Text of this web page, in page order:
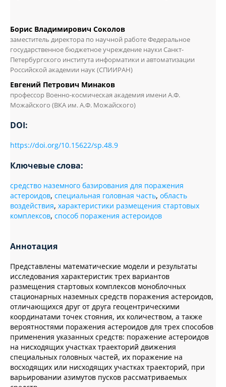
Борис Владимирович Соколов
заместитель директора по научной работе Федеральное
государственное бюджетное учреждение науки Санкт-
Петербургского института информатики и автоматизации
Российской академии наук (СПИИРАН)
Евгений Петрович Минаков
профессор Военно-космическая академия имени А.Ф.
Можайского (ВКА им. А.Ф. Можайского)
DOI:
https://doi.org/10.15622/sp.48.9
Ключевые слова:
средство наземного базирования для поражения
астероидов, специальная головная часть, область
воздействия, характеристики размещения стартовых
комплексов, способ поражения астероидов
Аннотация
Представлены математические модели и результаты
исследования характеристик трех вариантов
размещения стартовых комплексов моноблочных
стационарных наземных средств поражения астероидов,
отличающихся друг от друга геоцентрическими
координатами точек стояния, их количеством, а также
вероятностями поражения астероидов для трех способов
применения указанных средств: поражение астероидов
на нисходящих участках траекторий движения
специальных головных частей, их поражение на
восходящих или нисходящих участках траекторий, при
варьировании азимутов пусков рассматриваемых